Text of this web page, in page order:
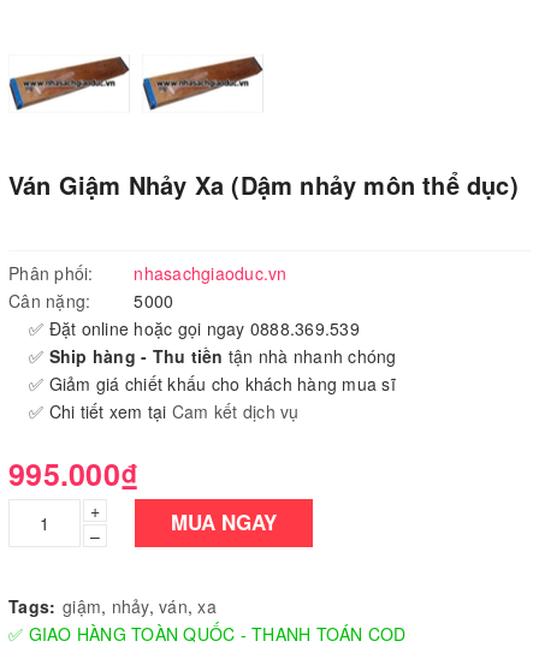
Ván Giậm Nhảy Xa (Dậm nhảy môn thể dục)
Phân phối:
nhasachgiaoduc.vn
Cân nặng:
5000
✅ Đặt online hoặc gọi ngay 0888.369.539
✅ Ship hàng - Thu tiền tận nhà nhanh chóng
✅ Giảm giá chiết khấu cho khách hàng mua sĩ
✅ Chi tiết xem tại Cam kết dịch vụ
995.000₫
+
–
MUA NGAY
Tags: giậm, nhảy, ván,xa
✅ GIAO HÀNG TOÀN QUỐC - THANH TOÁN COD